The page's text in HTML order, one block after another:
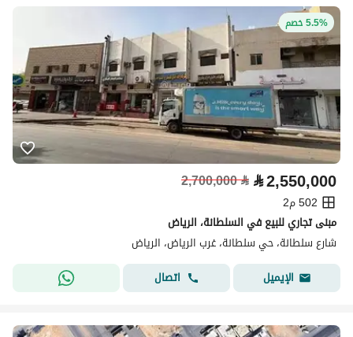
5.5% خصم
⃁2,550,000
⃁
2,700,000
502 م2
مبنى تجاري للبيع في السلطانة، الرياض
شارع سلطانة، حي سلطانة، غرب الرياض، الرياض
الإيميل
اتصال